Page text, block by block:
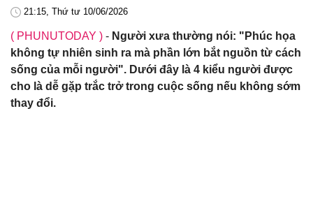
21:15, Thứ tư 10/06/2026
( PHUNUTODAY ) - Người xưa thường nói: "Phúc họa
không tự nhiên sinh ra mà phần lớn bắt nguồn từ cách
sống của mỗi người". Dưới đây là 4 kiểu người được
cho là dễ gặp trắc trở trong cuộc sống nếu không sớm
thay đổi.